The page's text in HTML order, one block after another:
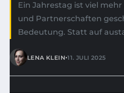
Ein Jahrestag ist viel
und Partnerschaften
Bedeutung. Statt auf
LENA KLEIN•11. JULI 2025